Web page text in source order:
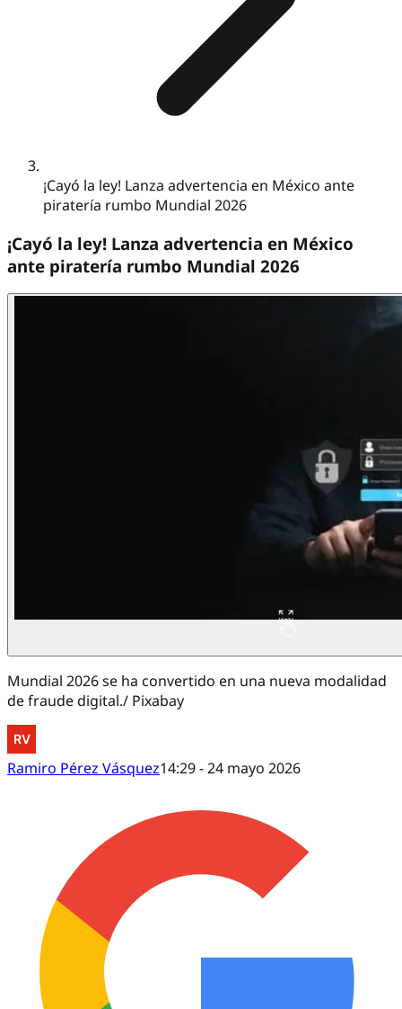
¡Cayó la ley! Lanza advertencia en México ante
piratería rumbo Mundial 2026
¡Cayó la ley! Lanza advertencia en México
ante piratería rumbo Mundial 2026
Mundial 2026 se ha convertido en una nueva modalidad
de fraude digital./ Pixabay
Ramiro Pérez Vásquez14:29 - 24 mayo 2026